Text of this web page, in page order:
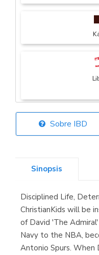
Sobre IBD
Sinopsis
Disciplined Life,
ChristianKids will be
of David 'The
Navy to the NBA,
Antonio Spurs. When